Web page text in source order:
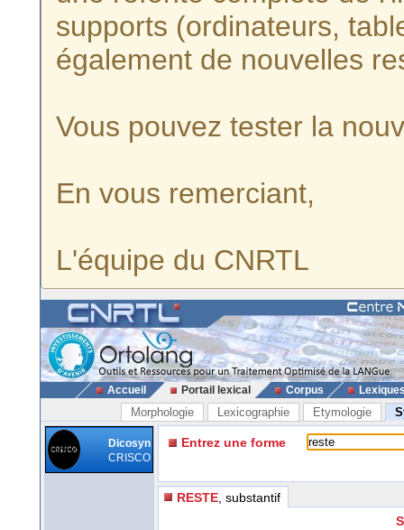
supports (ordinateurs,
également de nouvelles
Vous pouvez tester la
En vous remerciant,
L'équipe du CNRTL
Accueil Portail lexical Corpus
Morphologie Lexicographie Etymologie
Dicosyn
CRISCO
Entrez une forme
RESTE , substantif